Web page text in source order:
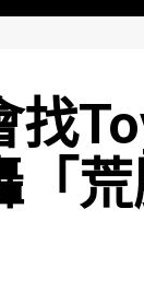
找
「